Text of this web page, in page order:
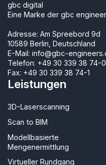
gbc digital
Eine Marke der gbc
Adresse: Am Spreebord 9d
10589 Berlin, Deutschland
E-Mail: info@gbc-
Telefon: +49 30 339 38 74-0
Fax: +49 30 339 38 74-1
Leistungen
3D-Laserscanning
Scan to BIM
Modellbasierte
Mengenermittlung
Virtueller Rundgang